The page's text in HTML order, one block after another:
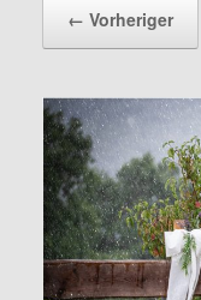
← Vorheriger